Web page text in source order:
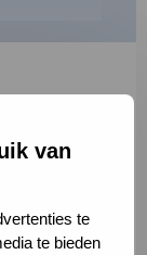
van
te
te bieden